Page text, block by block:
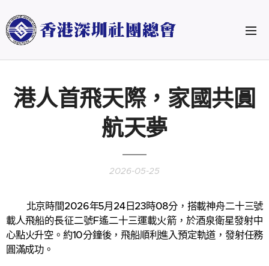
港人首飛天際，家國共圓
航天夢
2026-05-25
北京時間2026年5月24日23時08分，搭載神舟二十三號
載人飛船的長征二號F遙二十三運載火箭，於酒泉衛星發射中
心點火升空。約10分鐘後，飛船順利進入預定軌道，發射任務
圓滿成功。